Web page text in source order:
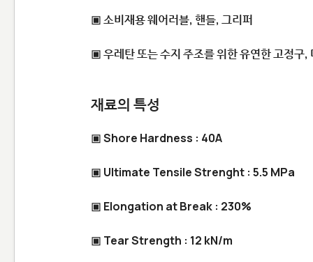
▣ 소비재용 웨어러블, 핸들, 그리퍼
▣ 우레탄 또는 수지 주조를 위한 유연한 고정구,
재료의 특성
▣ Shore Hardness : 40A
▣ Ultimate Tensile Strenght : 5.5 MPa
▣ Elongation at Break : 230%
▣ Tear Strength : 12 kN/m